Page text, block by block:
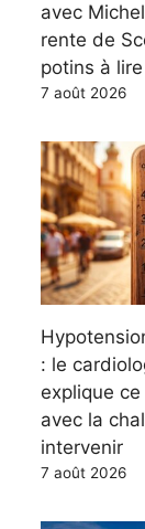
avec
rente de
potins à
7 août 2026
: le
explique
avec la
intervenir
7 août 2026